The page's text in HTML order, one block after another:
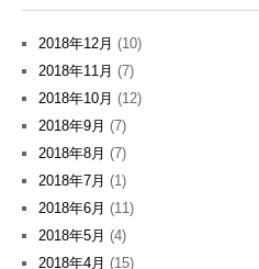
2018年12月 (10)
2018年11月 (7)
2018年10月 (12)
2018年9月 (7)
2018年8月 (7)
2018年7月 (1)
2018年6月 (11)
2018年5月 (4)
2018年4月 (15)